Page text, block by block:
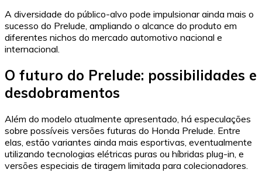
A diversidade do público-alvo pode impulsionar ainda mais o
sucesso do Prelude, ampliando o alcance do produto em
diferentes nichos do mercado automotivo nacional e
internacional.
O futuro do Prelude: possibilidades e
desdobramentos
Além do modelo atualmente apresentado, há especulações
sobre possíveis versões futuras do Honda Prelude. Entre
elas, estão variantes ainda mais esportivas, eventualmente
utilizando tecnologias elétricas puras ou híbridas plug-in, e
versões especiais de tiragem limitada para colecionadores.